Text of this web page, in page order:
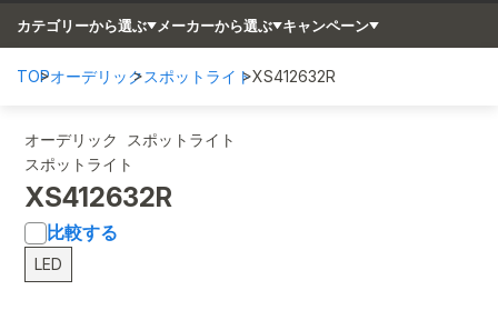
カテゴリーから選ぶ メーカーから選ぶ キャンペーン
TOPオーデリックスポットライトXS412632R
オーデリック スポットライト
スポットライト
XS412632R
比較する
LED